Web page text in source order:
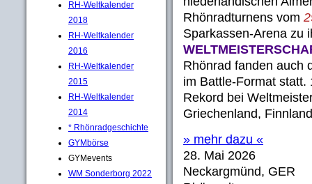
RH-Weltkalender
2018
RH-Weltkalender
2016
RH-Weltkalender
2015
RH-Weltkalender
2014
* Rhönradgeschichte
GYMbörse
GYMevents
WM Sonderborg 2022
Rhönradturnens vom
Sparkassen-Arena zu
Rhönrad fanden auch
im Battle-Format
Rekord bei
Griechenland,
» mehr dazu «
28. Mai 2026
Neckargmünd, GER